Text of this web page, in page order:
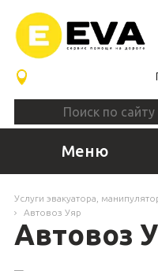
Меню
Услуги эвакуатора,
Автовоз Уяр
Автовоз